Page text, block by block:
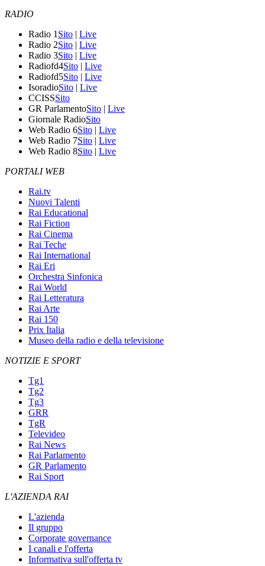
RADIO
Radio 1 Sito | Live
Radio 2Sito | Live
Radio 3Sito | Live
Radiofd4Sito | Live
Radiofd5Sito | Live
IsoradioSito | Live
CCISSSito
GR ParlamentoSito | Live
Giornale RadioSito
Web Radio 6Sito | Live
Web Radio 7Sito | Live
Web Radio 8Sito | Live
PORTALI WEB
Rai.tv
Nuovi Talenti
Rai Educational
Rai Fiction
Rai Cinema
Rai Teche
Rai International
Rai Eri
Orchestra Sinfonica
Rai World
Rai Letteratura
Rai Arte
Rai 150
Prix Italia
Museo della radio e della televisione
NOTIZIE E SPORT
Tg1
Tg2
Tg3
GRR
TgR
Televideo
Rai News
Rai Parlamento
GR Parlamento
Rai Sport
L'AZIENDA RAI
L'azienda
Il gruppo
Corporate governance
I canali e l'offerta
Informativa sull'offerta tv